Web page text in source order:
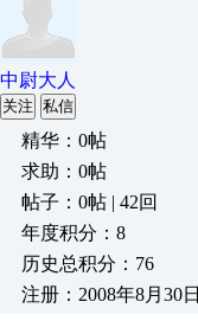
中尉大人
关注 私信
精华：0帖
求助：0帖
帖子：0帖 | 42回
年度积分：8
历史总积分：76
注册：2008年8月30日